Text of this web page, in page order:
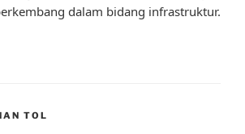
dalam bidang infrastruktur.
TOL